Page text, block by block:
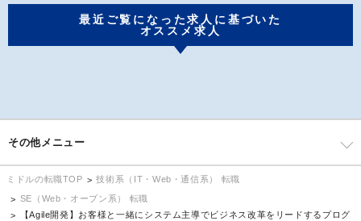
最近ご覧になった求人に基づいた
オススメ求人
その他メニュー
ミドルの転職TOP
技術系（IT・Web・通信系） 転職
SE（Web・オープン系） 転職
【Agile開発】お客様と一緒にシステム主導でビジネス改革をリードするプログ